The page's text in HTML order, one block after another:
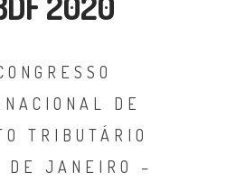
DE
TRIBUTÁRIO
DE JANEIRO –